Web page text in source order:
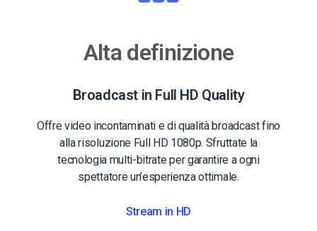
Alta definizione
Broadcast in Full HD Quality
Offre video incontaminati e di qualità broadcast fino
alla risoluzione Full HD 1080p. Sfruttate la
tecnologia multi-bitrate per garantire a ogni
spettatore un’esperienza ottimale.
Stream in HD